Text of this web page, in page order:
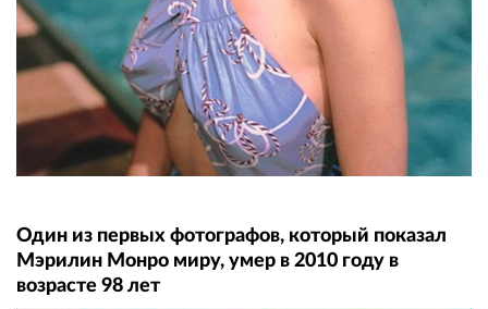
Один из первых фотографов, который показал
Мэрилин Монро миру, умер в 2010 году в
возрасте 98 лет